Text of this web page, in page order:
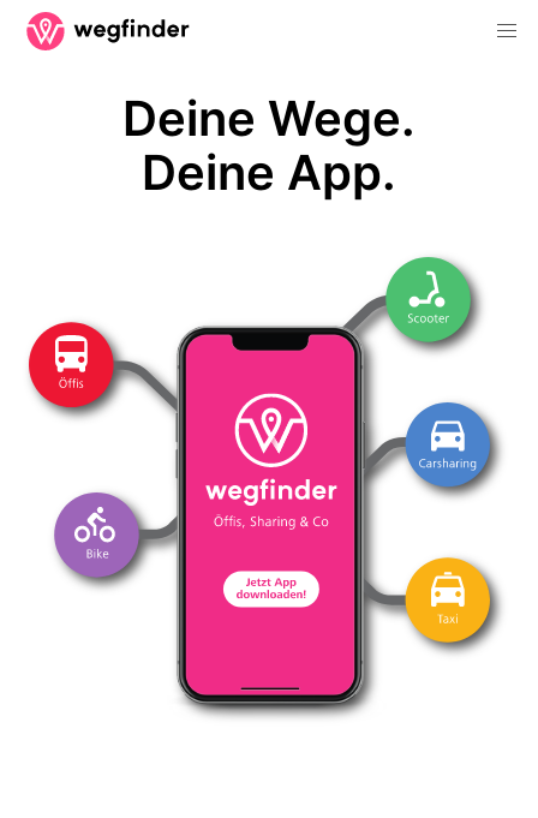
Deine Wege.
Deine App.